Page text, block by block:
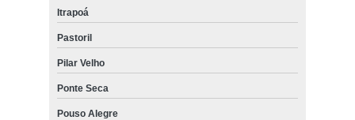
Itrapoá
Pastoril
Pilar Velho
Ponte Seca
Pouso Alegre